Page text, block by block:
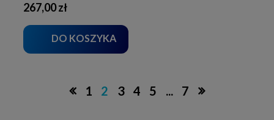
267,00 zł
DO KOSZYKA
1 2 3 4 5 ... 7